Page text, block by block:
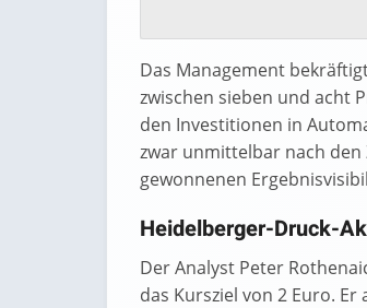
Das Management
zwischen sieben und acht
den Investitionen in
zwar unmittelbar nach
gewonnenen
Heidelberger-Druck-
Der Analyst Peter
das Kursziel von 2 Euro.